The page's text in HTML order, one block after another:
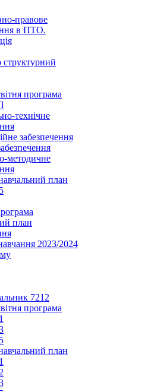
правове
в ПТО.
програма
технічне
забезпечення
методичне
план
план
2023/2024
7212
програма
план